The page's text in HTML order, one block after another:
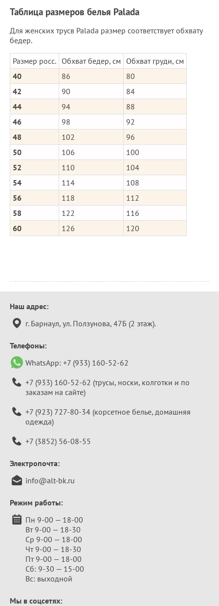
Таблица размеров белья Palada
Для женских трусв Palada размер соответствует обхвату
бедер.
Размер росс. Обхват бедер, см
Обхват груди, см
40
86
80
42
90
84
44
94
88
46
98
92
48
102
96
50
106
100
52
110
104
54
114
108
56
118
112
58
122
116
60
126 120
Контактная
информация
Наш адрес:
г. Барнаул, ул. Ползунова, 47Б (2 этаж).
Телефоны:
WhatsApp: +7 (933) 160-52-62
+7 (933) 160-52-62 (трусы, носки, колготки и по
заказам на сайте)
+7 (923) 727-80-34 (корсетное белье, домашняя
одежда)
+7 (3852) 56-08-55
Электропочта:
info@alt-bk.ru
Режим работы:
Пн 9-00 — 18-00
Вт 9-00 — 18-30
Ср 9-00 — 18-00
Чт 9-00 — 18-30
Пт 9-00 — 18-00
Сб: 9-30 — 15-00
Вс: выходной
Мы в соцсетях: